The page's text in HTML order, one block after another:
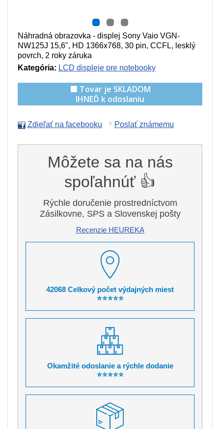
Náhradná obrazovka - displej Sony Vaio VGN-
NW125J 15,6", HD 1366x768, 30 pin, CCFL, lesklý
povrch, 2 roky záruka
Kategória: LCD displeje pre notebooky
🟩 Tovar je SKLADOM
IHNEĎ k odoslaniu
Zdieľať na facebooku Poslať známemu
Môžete sa na nás
spoľahnúť 👍
Rýchle doručenie prostredníctvom
Zásilkovne, SPS a Slovenskej pošty
Recenzie HEUREKA
42068 Celkový počet výdajných miest
⭐⭐⭐⭐⭐
Okamžité odoslanie a rýchle dodanie
⭐⭐⭐⭐⭐